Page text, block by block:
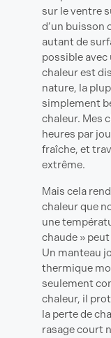
sur le ventre
d’un buisson
autant de
possible avec
chaleur est
nature, la
simplement
chaleur. Mes
heures par
fraîche, et
extrême.
Mais cela
chaleur que
une
chaude »
Un manteau
thermique
seulement
chaleur, il
la perte de
rasage court